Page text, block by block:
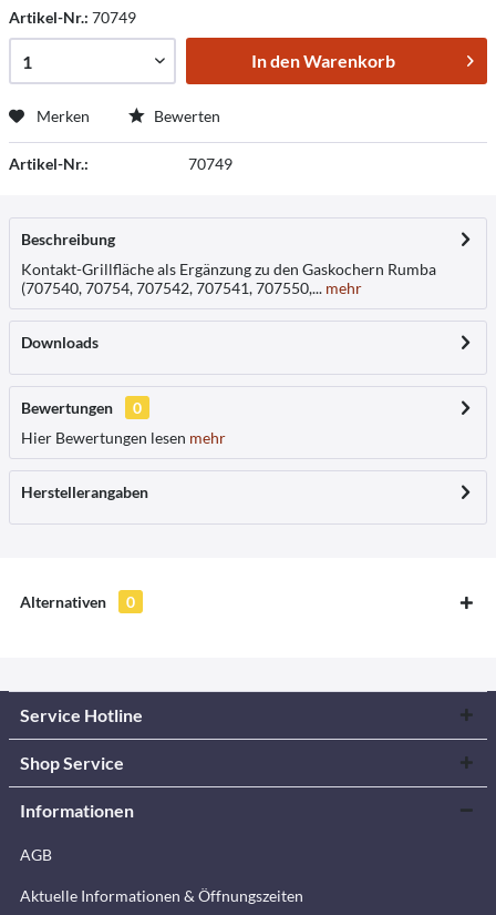
Artikel-Nr.: 70749
In denWarenkorb
Merken Bewerten
Artikel-Nr.: 70749
Beschreibung
Kontakt-Grillfläche als Ergänzung zu den Gaskochern Rumba
(707540, 70754, 707542, 707541, 707550,... mehr
Downloads
Bewertungen
0
Hier Bewertungen lesen mehr
Herstellerangaben
Alternativen 0
Service Hotline
Shop Service
Informationen
AGB
Aktuelle Informationen & Öffnungszeiten